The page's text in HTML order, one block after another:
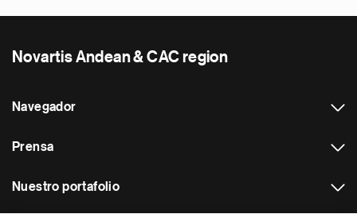
Novartis Andean & CAC region
Navegador
Prensa
Nuestro portafolio